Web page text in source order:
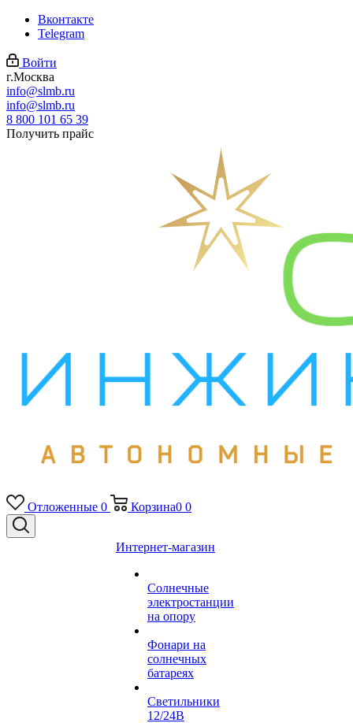
Вконтакте
Telegram
Войти
г.Москва
info@slmb.ru
info@slmb.ru
8 800 101 65 39
Получить прайс
Отложенные 0 Корзина0 0
Интернет-магазин
Солнечные
электростанции
на опору
Фонари на
солнечных
батареях
Светильники
12/24В